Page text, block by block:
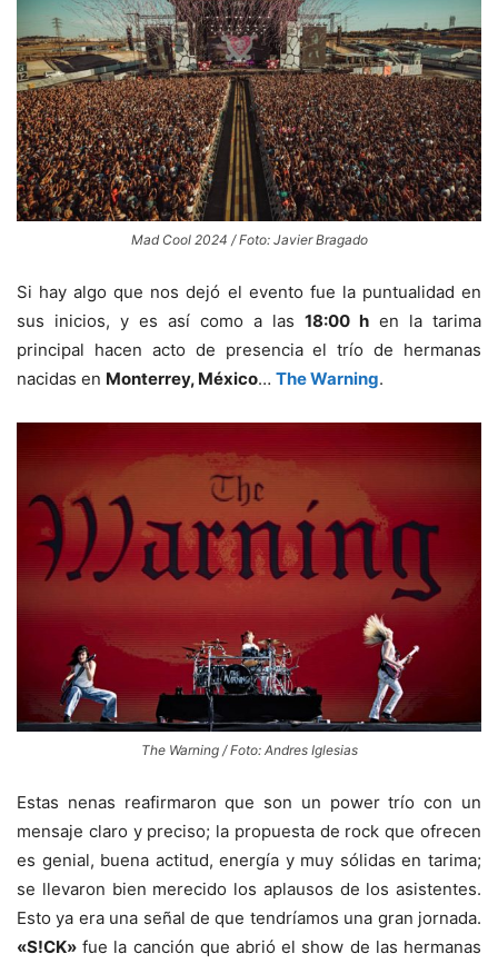
Mad Cool 2024 / Foto: Javier Bragado
Si hay algo que nos dejó el evento fue la puntualidad en
sus inicios, y es así como a las 18:00 h en la tarima
principal hacen acto de presencia el trío de hermanas
nacidas en Monterrey, México… The Warning.
The Warning / Foto: Andres Iglesias
Estas nenas reafirmaron que son un power trío con un
mensaje claro y preciso; la propuesta de rock que ofrecen
es genial, buena actitud, energía y muy sólidas en tarima;
se llevaron bien merecido los aplausos de los asistentes.
Esto ya era una señal de que tendríamos una gran jornada.
«S!CK» fue la canción que abrió el show de las hermanas